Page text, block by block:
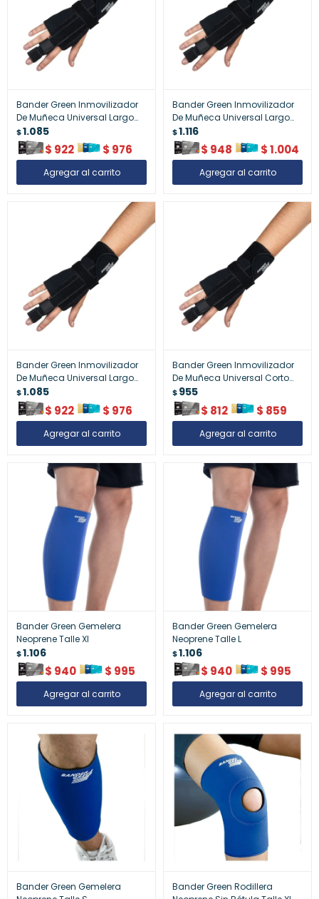
Bander Green Inmovilizador
De Muñeca Universal Largo
Talle L
$1.085
$ 922 $ 976
Bander Green Inmovilizador
De Muñeca Universal Largo
Talle M
$1.116
$ 948 $1.004
Bander Green Inmovilizador
De Muñeca Universal Largo
Talle S
$1.085
$ 922 $ 976
Bander Green Inmovilizador
De Muñeca Universal Corto
Talle M
$955
$ 812 $ 859
Bander Green Gemelera
Neoprene Talle Xl
$1.106
$ 940 $ 995
Bander Green Gemelera
Neoprene Talle L
$1.106
$ 940 $ 995
Bander Green Gemelera
Bander Green Rodillera